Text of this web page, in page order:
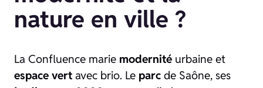
nature en ville ?
La Confluence marie modernité urbaine et
espace vert avec brio. Le parc de Saône, ses